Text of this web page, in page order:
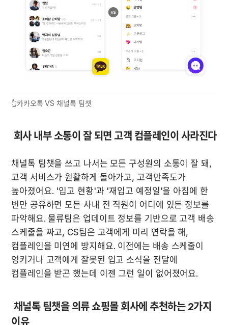
👆카카오톡 VS 채널톡 팀챗
회사 내부 소통이 잘 되면 고객 컴플레인이 사라진다
채널톡 팀챗을 쓰고 나서는 모든 구성원의 소통이 잘 돼,
고객 서비스가 원활하게 돌아가고, 고객만족도가
높아졌어요. '입고 현황'과 '재입고 예정일'을 아침에 한
번만 공유하면 모든 사내 전 직원이 어디에 있든 정보를
파악해요. 물류팀은 업데이트 정보를 기반으로 고객 배송
스케줄을 짜고, CS팀은 고객에게 미리 연락을 해,
컴플레인을 미연에 방지해요. 이전에는 배송 스케줄이
엉키거나 고객에게 잘못된 입고 소식을 전달에
컴플레인을 받곤 했는데 이젠 그런 일이 없어졌어요.
이유